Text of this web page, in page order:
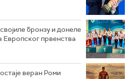
бронзу и донеле
Европског првенства
веран Роми